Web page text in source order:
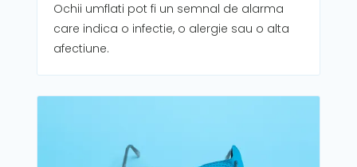
Ochii umflati pot fi un semnal de alarma
care indica o infectie, o alergie sau o alta
afectiune.